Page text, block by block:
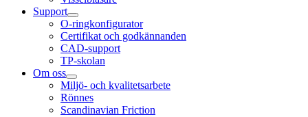
Support
O-ringkonfigurator
Certifikat och godkännanden
CAD-support
TP-skolan
Om oss
Miljö- och kvalitetsarbete
Rönnes
Scandinavian Friction